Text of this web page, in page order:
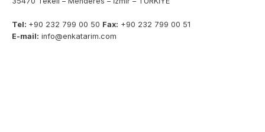
Tel: +90 232 799 00 50 Fax: +90 232 799 00 51
E-mail: info@enkatarim.com